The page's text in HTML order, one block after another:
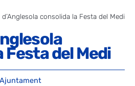
d’Anglesola consolida la Festa del Medi
Festa del Medi
Ajuntament